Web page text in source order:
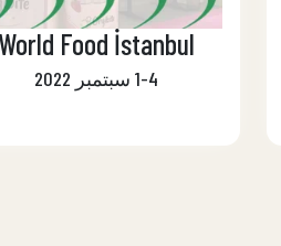
World Food İstanbul
1-4 سبتمبر 2022